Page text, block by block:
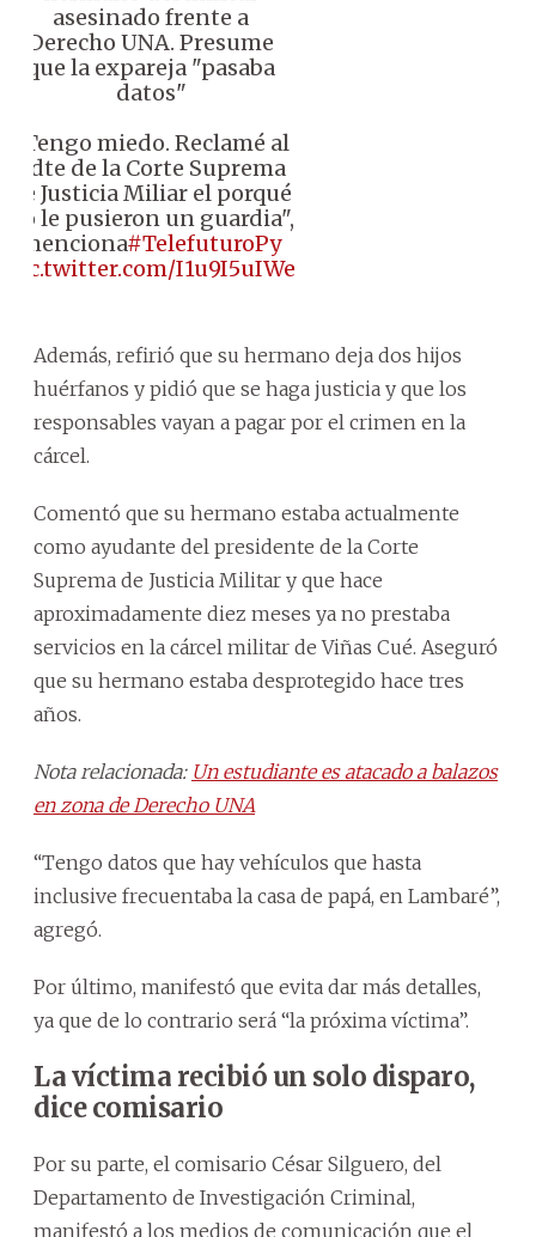
asesinado frente a
Derecho UNA. Presume
que la expareja "pasaba
datos"
"Tengo miedo. Reclamé al
Pdte de la Corte Suprema
de Justicia Miliar el porqué
no le pusieron un guardia",
menciona#TelefuturoPy
pic.twitter.com/I1u9I5uIWe
Además, refirió que su hermano deja dos hijos
huérfanos y pidió que se haga justicia y que los
responsables vayan a pagar por el crimen en la
cárcel.
Comentó que su hermano estaba actualmente
como ayudante del presidente de la Corte
Suprema de Justicia Militar y que hace
aproximadamente diez meses ya no prestaba
servicios en la cárcel militar de Viñas Cué. Aseguró
que su hermano estaba desprotegido hace tres
años.
Nota relacionada: Un estudiante es atacado a balazos
en zona de Derecho UNA
“Tengo datos que hay vehículos que hasta
inclusive frecuentaba la casa de papá, en Lambaré”,
agregó.
Por último, manifestó que evita dar más detalles,
ya que de lo contrario será “la próxima víctima”.
La víctima recibió un solo disparo,
dice comisario
Por su parte, el comisario César Silguero, del
Departamento de Investigación Criminal,
manifestó a los medios de comunicación que el